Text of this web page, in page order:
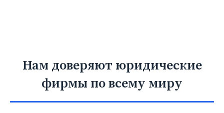
Нам доверяют юридические
фирмы по всему миру